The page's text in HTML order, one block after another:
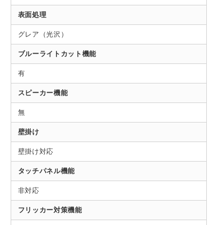
表面処理
グレア（光沢）
ブルーライトカット機能
有
スピーカー機能
無
壁掛け
壁掛け対応
タッチパネル機能
非対応
フリッカー対策機能